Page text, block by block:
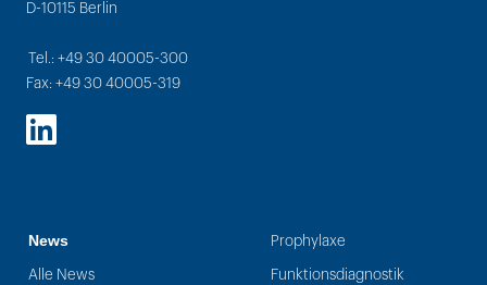
D-10115 Berlin
Tel.: +49 30 40005-300
Fax: +49 30 40005-319
LinkedIn
News
Alle News
Prophylaxe
Funktionsdiagnostik